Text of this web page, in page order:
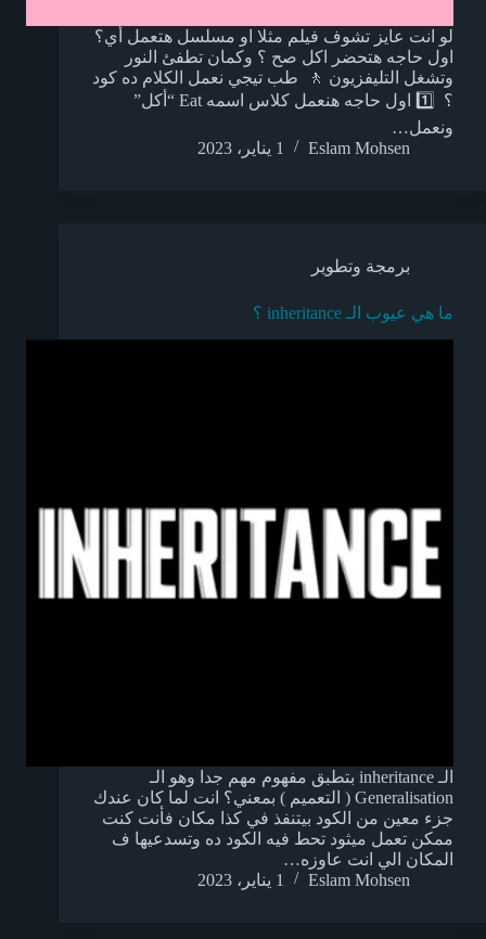
لو انت عايز تشوف فيلم مثلا او مسلسل هتعمل أي؟
اول حاجه هتحضر اكل صح ؟ ‏وكمان تطفئ النور
وتشغل التليفزيون 🚶 ‏ ‏طب تيجي نعمل الكلام ده كود
؟ ‏ 1️⃣ ‏اول حاجه هنعمل كلاس اسمه Eat “أكل”
‏ونعمل…
Eslam Mohsen
1 يناير، 2023
برمجة وتطوير
ما هي عيوب الـ inheritance ؟
الـ inheritance بتطبق مفهوم مهم جدا وهو الـ
Generalisation ( التعميم ) بمعني؟ انت لما كان عندك
جزء معين من الكود بيتنفذ في كذا مكان فأنت كنت
ممكن تعمل ميثود تحط فيه الكود ده وتسدعيها ف
المكان الي انت عاوزه…
Eslam Mohsen
1 يناير، 2023